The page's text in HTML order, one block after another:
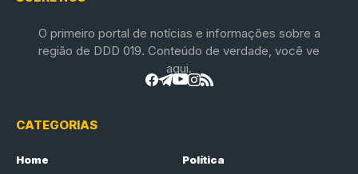
O primeiro portal de notícias e informações sobre a
região de DDD 019. Conteúdo de verdade, você ve
aqui.
CATEGORIAS
Home
Política